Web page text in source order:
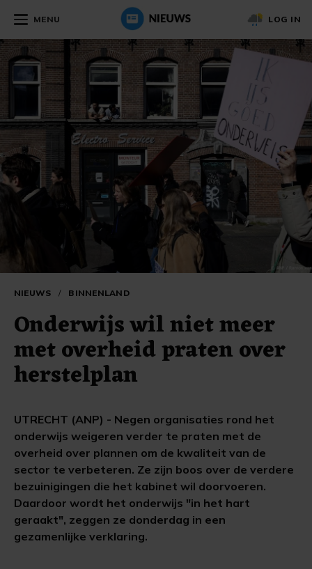
MENU LOG IN
NIEUWS / BINNENLAND
Onderwijs wil niet meer
met overheid praten over
herstelplan
UTRECHT (ANP) - Negen organisaties rond het
onderwijs weigeren verder te praten met de
overheid over plannen om de kwaliteit van de
sector te verbeteren. Ze zijn boos over de verdere
bezuinigingen die het kabinet wil doorvoeren.
Daardoor wordt het onderwijs "in het hart
geraakt", zeggen ze donderdag in een
gezamenlijke verklaring.